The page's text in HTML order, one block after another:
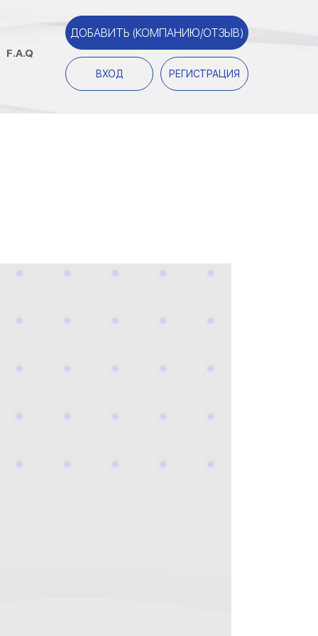
F.A.Q
ДОБАВИТЬ (КОМПАНИЮ/ОТЗЫВ)
ВХОД РЕГИСТРАЦИЯ